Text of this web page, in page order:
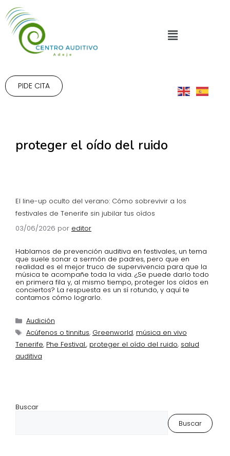
PIDE CITA
proteger el oído del ruido
El line-up oculto del verano: Cómo sobrevivir a los
festivales de Tenerife sin jubilar tus oídos
03/06/2026 por editor
Hablamos de prevención auditiva en festivales, un tema
que suele sonar a sermón de padres, pero que en
realidad es el mejor truco de supervivencia para que la
música te acompañe toda la vida. ¿Se puede darlo todo
en primera fila y, al mismo tiempo, proteger los oídos en
conciertos? La respuesta es un sí rotundo, y aquí te
contamos cómo lograrlo.
Audición
Acúfenos o tinnitus, Greenworld, música en vivo
Tenerife, Phe Festival., proteger el oído del ruido, salud
auditiva
Buscar
Buscar